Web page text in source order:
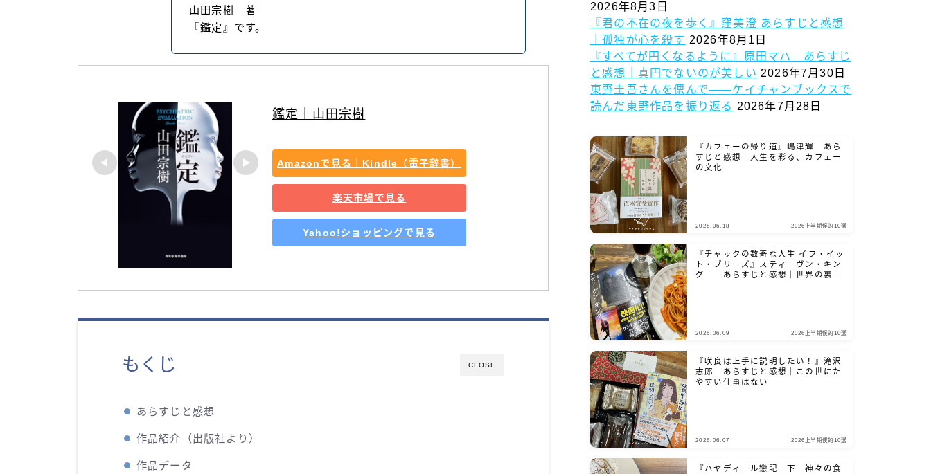
山田宗樹 著
『鑑定』です。
鑑定｜山田宗樹
Amazonで見る｜Kindle（電子辞書）
楽天市場で見る
Yahoo!ショッピングで見る
CLOSE
もくじ
あらすじと感想
作品紹介（出版社より）
作品データ
2026年8月3日
『君の不在の夜を歩く』窪美澄 あらすじと感想
｜孤独が心を殺す 2026年8月1日
『すべてが円くなるように』原田マハ あらすじ
と感想｜真円でないのが美しい 2026年7月30日
東野圭吾さんを偲んで——ケイチャンブックスで
読んだ東野作品を振り返る 2026年7月28日
『カフェーの帰り道』嶋津輝 あら
すじと感想｜人生を彩る、カフェー
の文化
2026.06.18 2026上半期僕的10選
『チャックの数奇な人生 イフ・イッ
ト・ブリーズ』スティーヴン・キン
グ あらすじと感想｜世界の裏側
2026.06.09 2026上半期僕的10選
『咲良は上手に説明したい！』滝沢
志郎 あらすじと感想｜この世にた
やすい仕事はない
2026.06.07 2026上半期僕的10選
『ハヤディール戀記 下 神々の食